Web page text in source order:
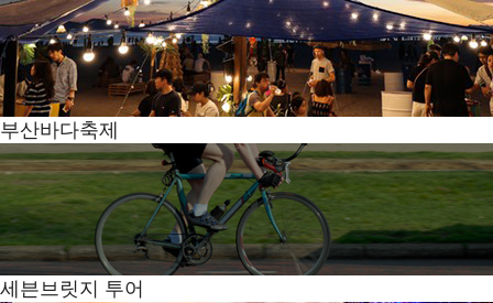
부산바다축제
세븐브릿지 투어